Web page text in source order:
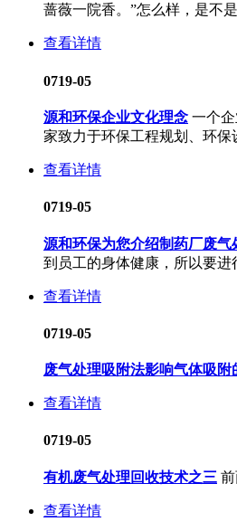
蔷薇一院香。”怎么样，是不
查看详情
0719-05
源和环保企业文化理念 一个
家致力于环保工程规划、环
查看详情
0719-05
源和环保为您介绍制药厂废气
到员工的身体健康，所以要
查看详情
0719-05
废气处理吸附法影响气体吸附
查看详情
0719-05
有机废气处理回收技术之三
查看详情